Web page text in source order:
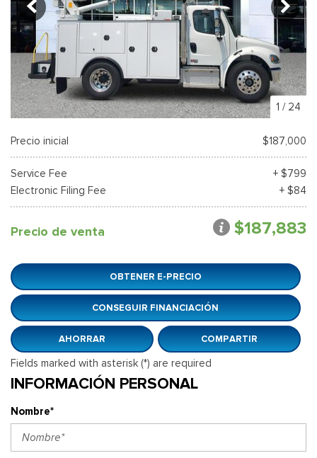
1 / 24
Precio inicial $187,000
Service Fee
+ $799
Electronic Filing Fee
+ $84
Precio de venta $187,883
OBTENER E-PRECIO
CONSEGUIR FINANCIACIÓN
AHORRAR COMPARTIR
Fields marked with asterisk (*) are required
INFORMACIÓN PERSONAL
Nombre*